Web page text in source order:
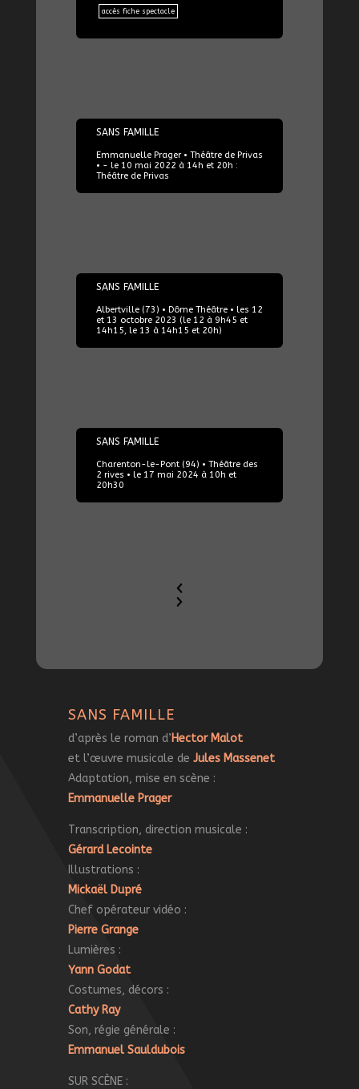
accès fiche spectacle
10/05/2022
SANS FAMILLE
Emmanuelle Prager • Théâtre de Privas
• - le 10 mai 2022 à 14h et 20h :
Théâtre de Privas
12/10/2023
SANS FAMILLE
Albertville (73) • Dôme Théâtre • les 12
et 13 octobre 2023 (le 12 à 9h45 et
14h15, le 13 à 14h15 et 20h)
17/05/2024
SANS FAMILLE
Charenton-le-Pont (94) • Théâtre des
2 rives • le 17 mai 2024 à 10h et
20h30
SANS FAMILLE
d’après le roman d’Hector Malot
et l’œuvre musicale de Jules Massenet
Adaptation, mise en scène :
Emmanuelle Prager
Transcription, direction musicale :
Gérard Lecointe
Illustrations :
Mickaël Dupré
Chef opérateur vidéo :
Pierre Grange
Lumières :
Yann Godat
Costumes, décors :
Cathy Ray
Son, régie générale :
Emmanuel Sauldubois
SUR SCÈNE :